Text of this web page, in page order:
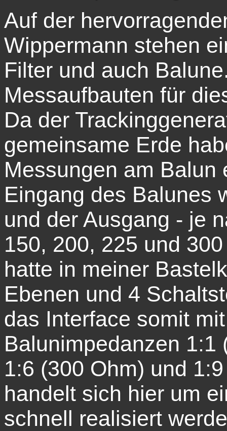
Auf der
Wippermann stehen
Filter und auch
Messaufbauten für
Da der
gemeinsame Erde
Messungen am Balun
Eingang des Balunes
und der Ausgang - je
150, 200, 225 und
hatte in meiner
Ebenen und 4
das Interface somit
Balunimpedanzen 1:1
1:6 (300 Ohm) und
handelt sich hier um
schnell realisiert